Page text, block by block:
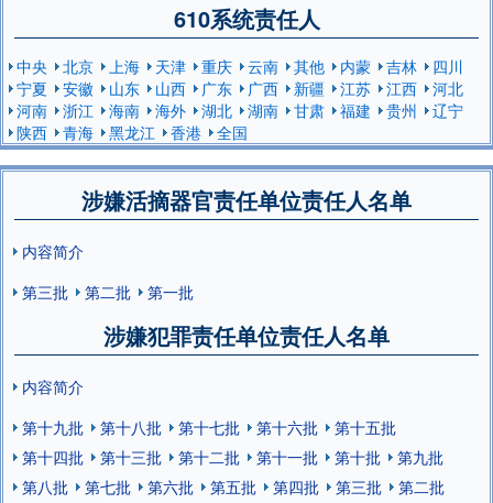
610系统责任人
中央 北京 上海 天津 重庆 云南 其他 内蒙 吉林
四川
宁夏
安徽 山东 山西 广东 广西 新疆 江苏 江西
河北
河南
浙江 海南 海外 湖北 湖南 甘肃 福建 贵州
辽宁
陕西
青海 黑龙江 香港 全国
涉嫌活摘器官责任单位责任人名单
内容简介
第三批
第二批 第一批
涉嫌犯罪责任单位责任人名单
内容简介
第十九批
第十八批 第十七批 第十六批
第十五批
第十四批
第十三批 第十二批 第十一批 第十批
第九批
第八批
第七批 第六批 第五批 第四批 第三批
第二批